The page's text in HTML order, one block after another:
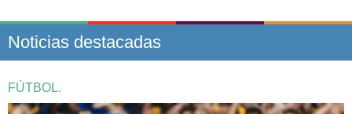
Noticias destacadas
FÚTBOL.